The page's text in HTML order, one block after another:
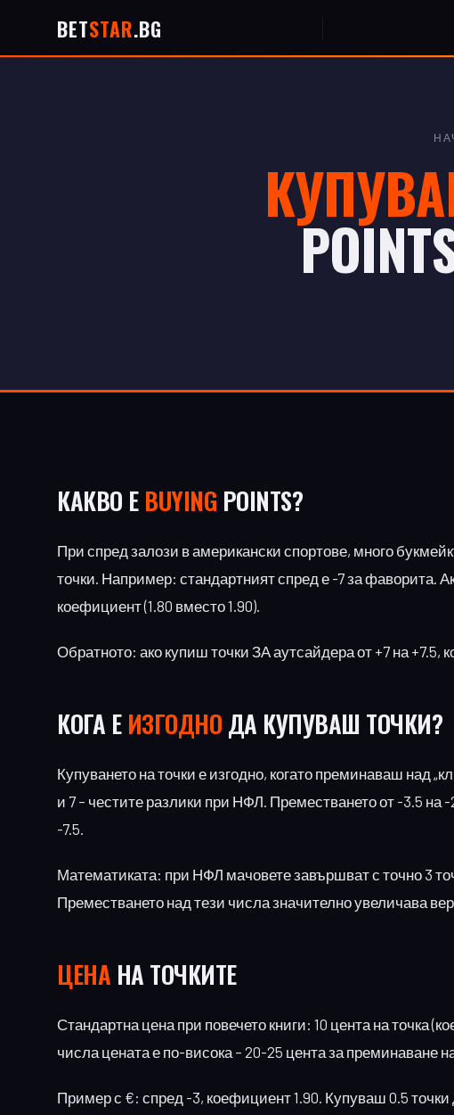
BETSTAR.BG
КАКВО Е BUYING POINTS?
При спред залози в американски спортове, много
точки. Например: стандартният спред е -7 за фаворита.
коефициент (1.80 вместо 1.90).
Обратното: ако купиш точки ЗА аутсайдера от +7 на +7.5,
КОГА Е ИЗГОДНО ДА КУПУВАШ ТОЧКИ?
Купуването на точки е изгодно, когато преминаваш над
и 7 – честите разлики при НФЛ. Преместването от -3.5
-7.5.
Математиката: при НФЛ мачовете завършват с точно 3
Преместването над тези числа значително увеличава
ЦЕНА НА ТОЧКИТЕ
Стандартна цена при повечето книги: 10 цента на точка
числа цената е по-висока – 20-25 цента за преминаване
Пример с €: спред -3, коефициент 1.90. Купуваш 0.5 точки